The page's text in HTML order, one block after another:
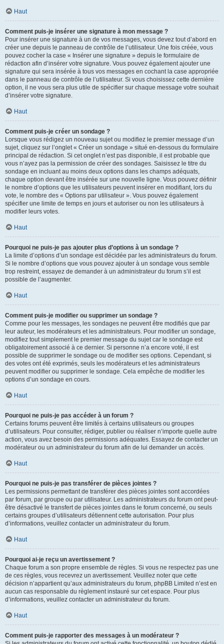
Haut
Comment puis-je insérer une signature à mon message ?
Pour insérer une signature à un de vos messages, vous devez tout d’abord en
créer une depuis le panneau de contrôle de l’utilisateur. Une fois créée, vous
pouvez cocher la case « Insérer une signature » depuis le formulaire de
rédaction afin d’insérer votre signature. Vous pouvez également ajouter une
signature qui sera insérée à tous vos messages en cochant la case appropriée
dans le panneau de contrôle de l’utilisateur. Si vous choisissez cette dernière
option, il ne vous sera plus utile de spécifier sur chaque message votre souhait
d’insérer votre signature.
Haut
Comment puis-je créer un sondage ?
Lorsque vous rédigez un nouveau sujet ou modifiez le premier message d’un
sujet, cliquez sur l’onglet « Créer un sondage » situé en-dessous du formulaire
principal de rédaction. Si cet onglet n’est pas disponible, il est probable que
vous n’ayez pas la permission de créer des sondages. Saisissez le titre du
sondage en incluant au moins deux options dans les champs adéquats,
chaque option devant être insérée sur une nouvelle ligne. Vous pouvez définir
le nombre d’options que les utilisateurs peuvent insérer en modifiant, lors du
vote, le nombre des « Options par utilisateur ». Vous pouvez également
spécifier une limite de temps en jours et autoriser ou non les utilisateurs à
modifier leurs votes.
Haut
Pourquoi ne puis-je pas ajouter plus d’options à un sondage ?
La limite d’options d’un sondage est décidée par les administrateurs du forum.
Si le nombre d’options que vous pouvez ajouter à un sondage vous semble
trop restreint, essayez de demander à un administrateur du forum s’il est
possible de l’augmenter.
Haut
Comment puis-je modifier ou supprimer un sondage ?
Comme pour les messages, les sondages ne peuvent être modifiés que par
leur auteur, les modérateurs et les administrateurs. Pour modifier un sondage,
modifiez tout simplement le premier message du sujet car le sondage est
obligatoirement associé à ce dernier. Si personne n’a encore voté, il est
possible de supprimer le sondage ou de modifier ses options. Cependant, si
des votes ont été exprimés, seuls les modérateurs et les administrateurs
peuvent modifier ou supprimer le sondage. Cela empêche de modifier les
options d’un sondage en cours.
Haut
Pourquoi ne puis-je pas accéder à un forum ?
Certains forums peuvent être limités à certains utilisateurs ou groupes
d’utilisateurs. Pour consulter, rédiger, publier ou réaliser n’importe quelle autre
action, vous avez besoin des permissions adéquates. Essayez de contacter un
modérateur ou un administrateur du forum afin de lui demander un accès.
Haut
Pourquoi ne puis-je pas transférer de pièces jointes ?
Les permissions permettant de transférer des pièces jointes sont accordées
par forum, par groupe ou par utilisateur. Les administrateurs du forum ont peut-
être désactivé le transfert de pièces jointes dans le forum concerné, ou seuls
certains groupes d’utilisateurs détiennent cette autorisation. Pour plus
d’informations, veuillez contacter un administrateur du forum.
Haut
Pourquoi ai-je reçu un avertissement ?
Chaque forum a son propre ensemble de règles. Si vous ne respectez pas une
de ces règles, vous recevrez un avertissement. Veuillez noter que cette
décision n’appartient qu’aux administrateurs du forum, phpBB Limited n’est en
aucun cas responsable du règlement instauré sur cet espace. Pour plus
d’informations, veuillez contacter un administrateur du forum.
Haut
Comment puis-je rapporter des messages à un modérateur ?